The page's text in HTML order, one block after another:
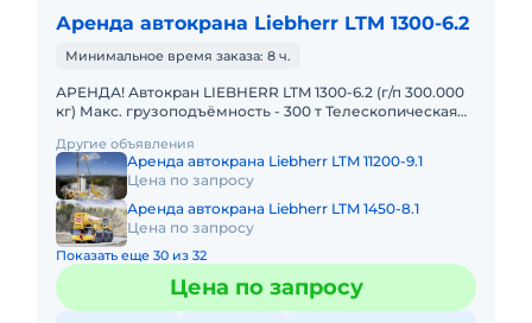
Аренда автокрана Liebherr LTM 1300-6.2
Минимальное время заказа: 8 ч.
АРЕНДА! Автокран LIEBHERR LTM 1300-6.2 (г/п 300.000
кг) Макс. грузоподъёмность - 300 т Телескопическая
Другие объявления
Аренда автокрана Liebherr LTM 11200-9.1
Цена по запросу
Аренда автокрана Liebherr LTM 1450-8.1
Цена по запросу
Показать еще 30 из 32
Цена по запросу